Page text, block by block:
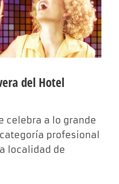
del Hotel
celebra a lo grande
profesional
localidad de